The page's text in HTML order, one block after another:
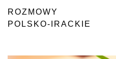
ROZMOWY
POLSKO-IRACKIE